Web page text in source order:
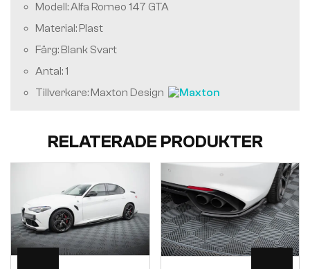
Modell: Alfa Romeo 147 GTA
Material: Plast
Färg: Blank Svart
Antal: 1
Tillverkare: Maxton Design
RELATERADE PRODUKTER
Visa Visa